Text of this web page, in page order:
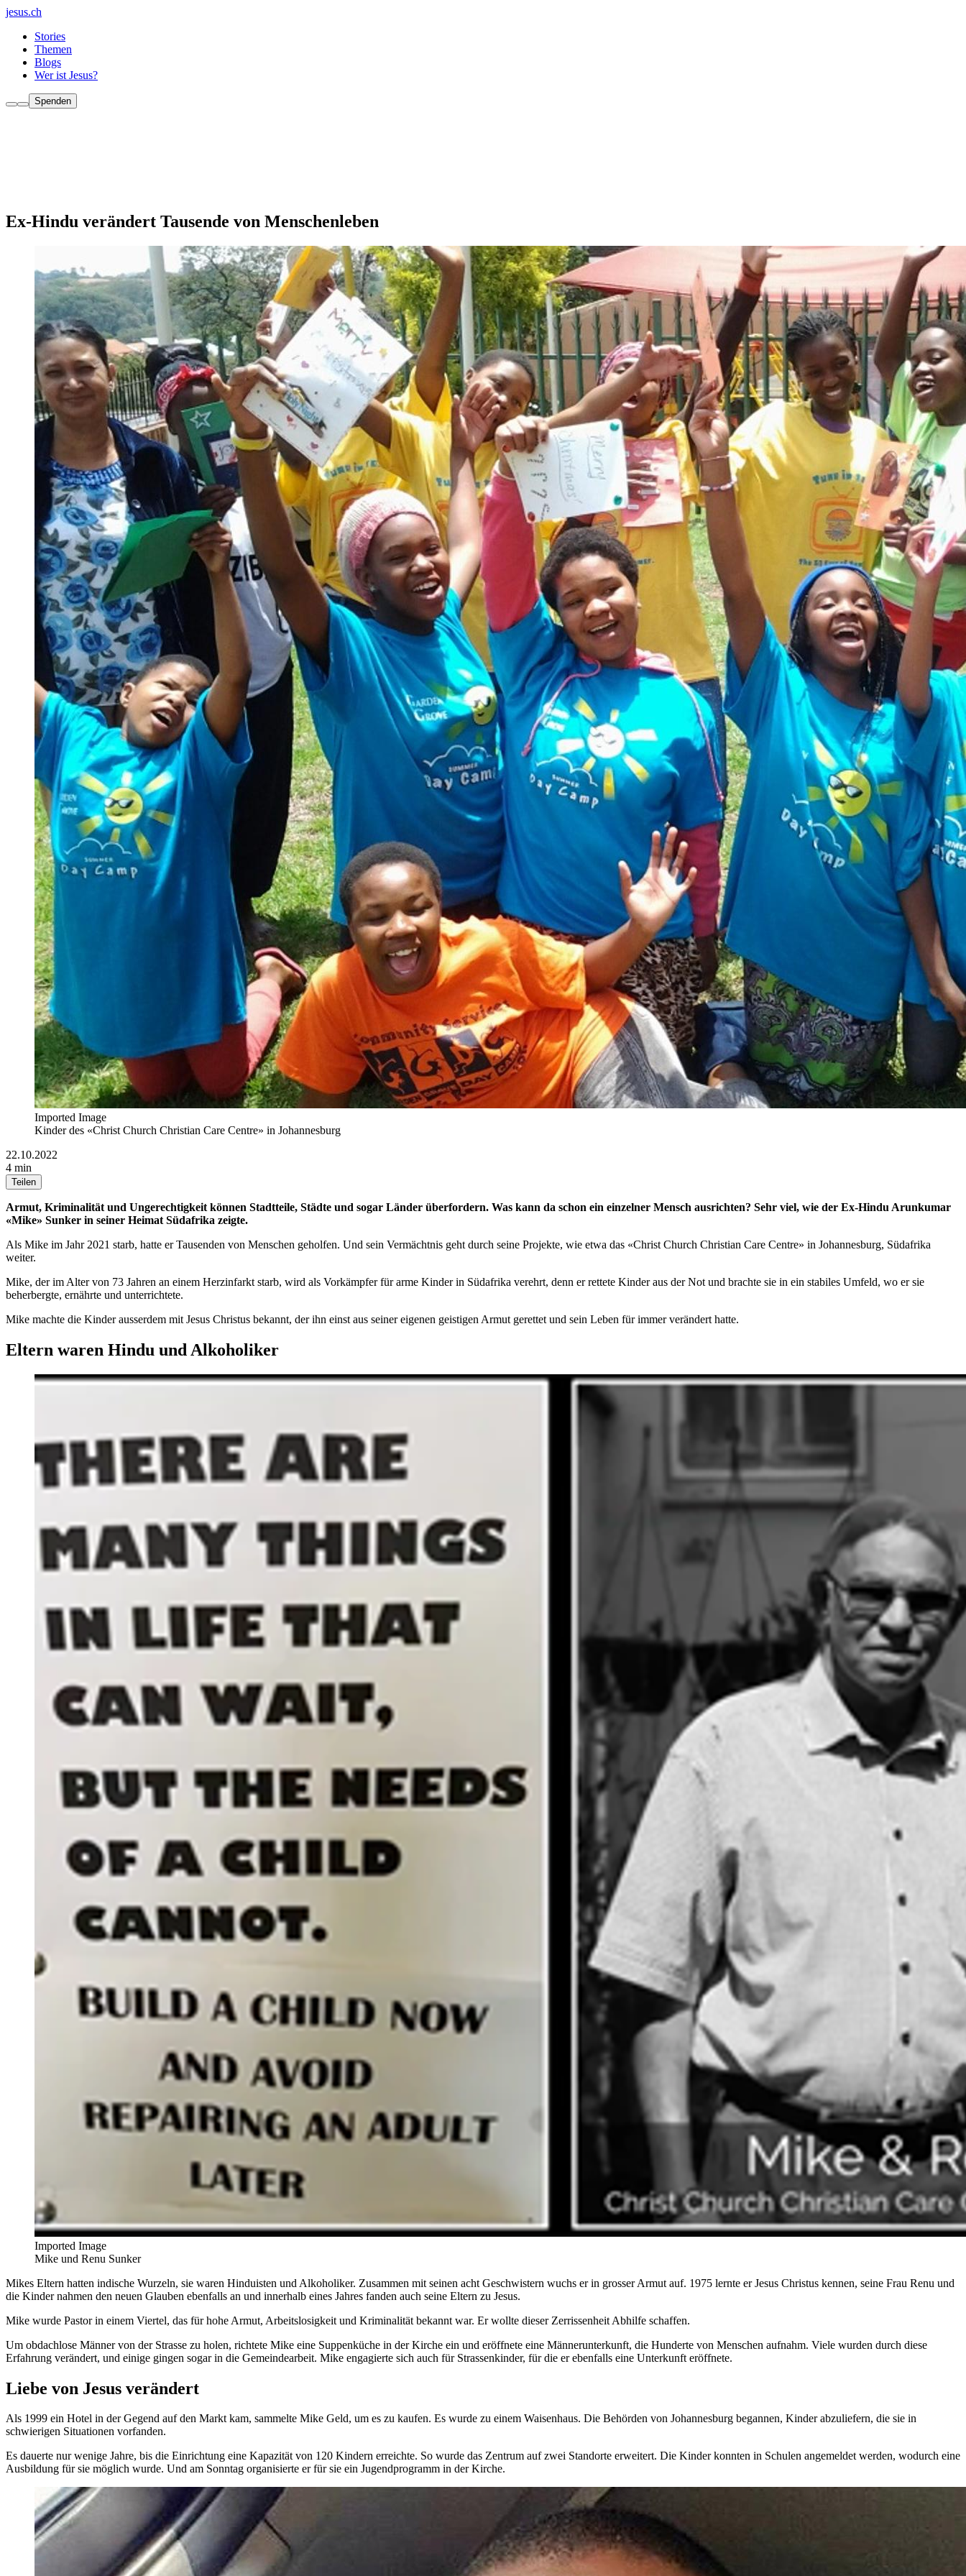
jesus.ch
Stories
Themen
Blogs
Wer ist Jesus?
Spenden
Ex-Hindu verändert Tausende von Menschenleben
Imported Image
Kinder des «Christ Church Christian Care Centre» in Johannesburg
22.10.2022
4 min
Teilen
Armut, Kriminalität und Ungerechtigkeit können Stadtteile, Städte und sogar Länder überfordern. Was kann da schon ein einzelner Mensch ausrichten? Sehr viel, wie der Ex-Hindu Arunkumar
«Mike» Sunker in seiner Heimat Südafrika zeigte.
Als Mike im Jahr 2021 starb, hatte er Tausenden von Menschen geholfen. Und sein Vermächtnis geht durch seine Projekte, wie etwa das «Christ Church Christian Care Centre» in Johannesburg, Südafrika
weiter.
Mike, der im Alter von 73 Jahren an einem Herzinfarkt starb, wird als Vorkämpfer für arme Kinder in Südafrika verehrt, denn er rettete Kinder aus der Not und brachte sie in ein stabiles Umfeld, wo er sie
beherbergte, ernährte und unterrichtete.
Mike machte die Kinder ausserdem mit Jesus Christus bekannt, der ihn einst aus seiner eigenen geistigen Armut gerettet und sein Leben für immer verändert hatte.
Eltern waren Hindu und Alkoholiker
Imported Image
Mike und Renu Sunker
Mikes Eltern hatten indische Wurzeln, sie waren Hinduisten und Alkoholiker. Zusammen mit seinen acht Geschwistern wuchs er in grosser Armut auf. 1975 lernte er Jesus Christus kennen, seine Frau Renu und
die Kinder nahmen den neuen Glauben ebenfalls an und innerhalb eines Jahres fanden auch seine Eltern zu Jesus.
Mike wurde Pastor in einem Viertel, das für hohe Armut, Arbeitslosigkeit und Kriminalität bekannt war. Er wollte dieser Zerrissenheit Abhilfe schaffen.
Um obdachlose Männer von der Strasse zu holen, richtete Mike eine Suppenküche in der Kirche ein und eröffnete eine Männerunterkunft, die Hunderte von Menschen aufnahm. Viele wurden durch diese
Erfahrung verändert, und einige gingen sogar in die Gemeindearbeit. Mike engagierte sich auch für Strassenkinder, für die er ebenfalls eine Unterkunft eröffnete.
Liebe von Jesus verändert
Als 1999 ein Hotel in der Gegend auf den Markt kam, sammelte Mike Geld, um es zu kaufen. Es wurde zu einem Waisenhaus. Die Behörden von Johannesburg begannen, Kinder abzuliefern, die sie in
schwierigen Situationen vorfanden.
Es dauerte nur wenige Jahre, bis die Einrichtung eine Kapazität von 120 Kindern erreichte. So wurde das Zentrum auf zwei Standorte erweitert. Die Kinder konnten in Schulen angemeldet werden, wodurch eine
Ausbildung für sie möglich wurde. Und am Sonntag organisierte er für sie ein Jugendprogramm in der Kirche.